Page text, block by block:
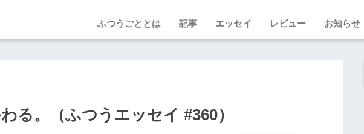
ふつうごととは 記事 エッセイ レビュー お知らせ
る。（ふつうエッセイ #360）